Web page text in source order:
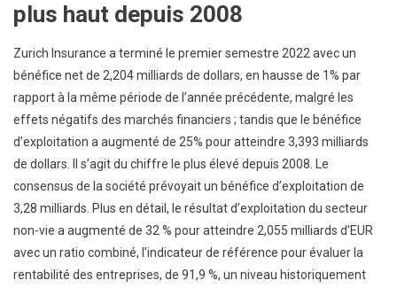
plus haut depuis 2008
Zurich Insurance a terminé le premier semestre 2022 avec un
bénéfice net de 2,204 milliards de dollars, en hausse de 1% par
rapport à la même période de l’année précédente, malgré les
effets négatifs des marchés financiers ; tandis que le bénéfice
d’exploitation a augmenté de 25% pour atteindre 3,393 milliards
de dollars. Il s’agit du chiffre le plus élevé depuis 2008. Le
consensus de la société prévoyait un bénéfice d’exploitation de
3,28 milliards. Plus en détail, le résultat d’exploitation du secteur
non-vie a augmenté de 32 % pour atteindre 2,055 milliards d’EUR
avec un ratio combiné, l’indicateur de référence pour évaluer la
rentabilité des entreprises, de 91,9 %, un niveau historiquement